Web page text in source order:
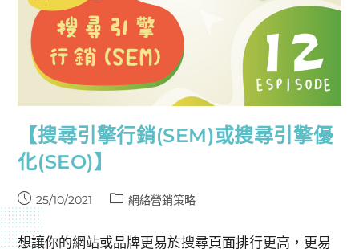
【搜尋引擎行銷(SEM)或搜尋引擎優
化(SEO)】
25/10/2021 網絡營銷策略
想讓你的網站或品牌更易於搜尋頁面排行更高，更易